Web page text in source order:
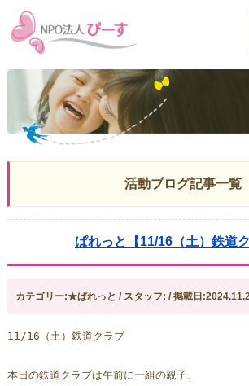
活動ブログ記事一覧
ぱれっと【11/16（土）鉄道ク
カテゴリー:★ぱれっと / スタッフ: / 掲載日
11/16（土）鉄道クラブ
本日の鉄道クラブは午前に一組の親子、